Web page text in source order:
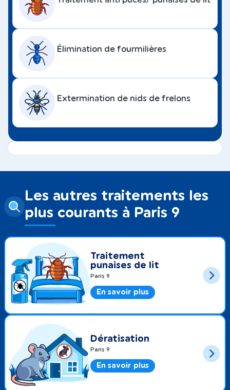
Élimination de fourmilières
Extermination de nids de frelons
Les autres traitements les
plus courants à Paris 9
Traitement
punaises de lit
Paris 9
En savoir plus
Dératisation
Paris 9
En savoir plus